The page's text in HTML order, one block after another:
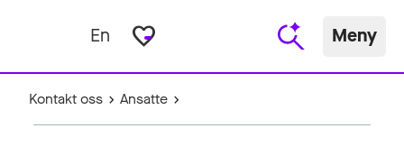
En favorite_border Meny
Kontakt oss Ansatte